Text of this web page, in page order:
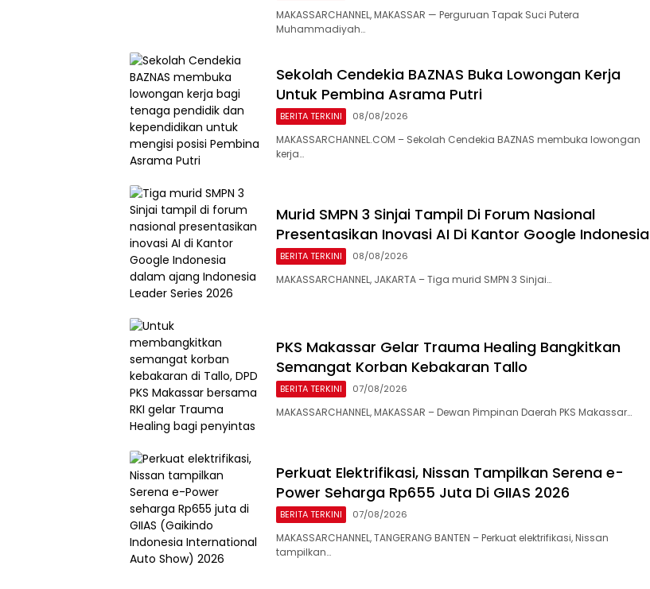
MAKASSARCHANNEL, MAKASSAR — Perguruan Tapak Suci Putera
Muhammadiyah…
Sekolah Cendekia BAZNAS Buka Lowongan Kerja
Untuk Pembina Asrama Putri
BERITA TERKINI 08/08/2026
MAKASSARCHANNEL.COM – Sekolah Cendekia BAZNAS membuka lowongan
kerja…
Murid SMPN 3 Sinjai Tampil Di Forum Nasional
Presentasikan Inovasi AI Di Kantor Google Indonesia
BERITA TERKINI 08/08/2026
MAKASSARCHANNEL, JAKARTA – Tiga murid SMPN 3 Sinjai…
PKS Makassar Gelar Trauma Healing Bangkitkan
Semangat Korban Kebakaran Tallo
BERITA TERKINI 07/08/2026
MAKASSARCHANNEL, MAKASSAR – Dewan Pimpinan Daerah PKS Makassar…
Perkuat Elektrifikasi, Nissan Tampilkan Serena e-
Power Seharga Rp655 Juta Di GIIAS 2026
BERITA TERKINI 07/08/2026
MAKASSARCHANNEL, TANGERANG BANTEN – Perkuat elektrifikasi, Nissan
tampilkan…